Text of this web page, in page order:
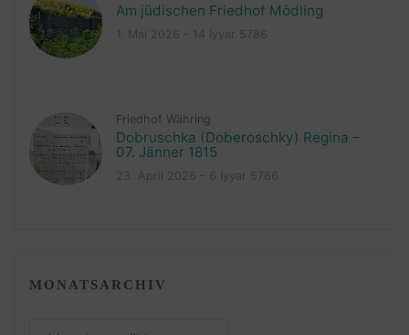
Am jüdischen Friedhof Mödling
Friedhof Währing
Dobruschka (Doberoschky) Regina –
07. Jänner 1815
MONATSARCHIV